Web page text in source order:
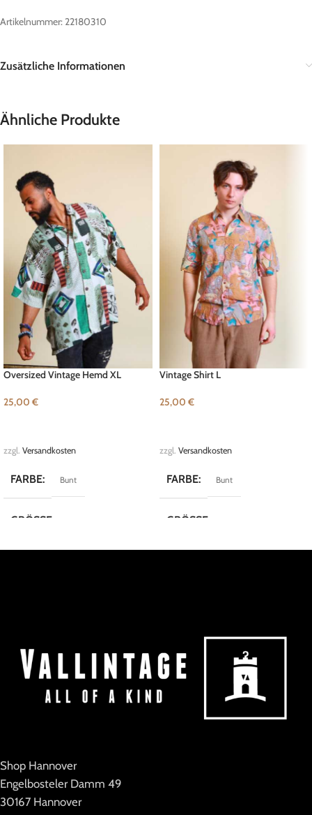
Artikelnummer: 22180310
Zusätzliche Informationen
Ähnliche Produkte
Oversized Vintage Hemd XL
25,00 €
zzgl. Versandkosten
FARBE Bunt
GRÖSSE
Vintage Shirt L
25,00 €
zzgl. Versandkosten
FARBE Bunt
GRÖSSE
Shop Hannover
Engelbosteler Damm 49
30167 Hannover